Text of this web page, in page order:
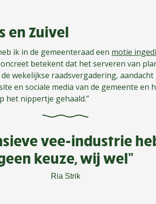
en Zuivel
ik in de gemeenteraad een motie
betekent dat het serveren van
wekelijkse raadsvergadering, aandacht
en sociale media van de gemeente en
het nippertje gehaald.”
Ria Strik
vee-industrie
keuze, wij wel”